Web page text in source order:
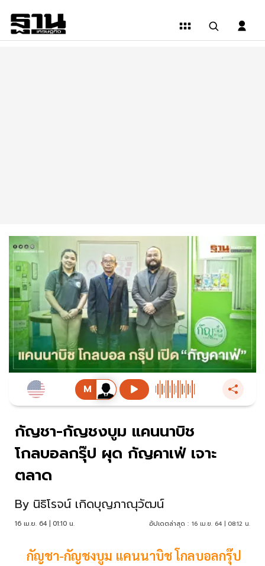
กัญชา-กัญชงบูม แคนนาบิช
โกลบอลกรุ๊ป ผุด กัญคาเฟ่ เจาะ
ตลาด
By นิธิโรจน์ เกิดบุญภาณุวัฒน์
16 เม.ย. 64 | 01:10 น. อัปเดตล่าสุด : 16 เม.ย. 64 | 08:12 น.
กัญชา-กัญชงบูม แคนนาบิช โกลบอลกรุ๊ป